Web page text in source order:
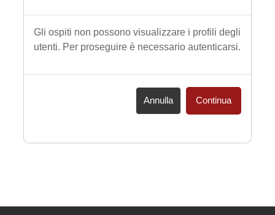
Gli ospiti non possono visualizzare i profili degli
utenti. Per proseguire è necessario autenticarsi.
Annulla Continua